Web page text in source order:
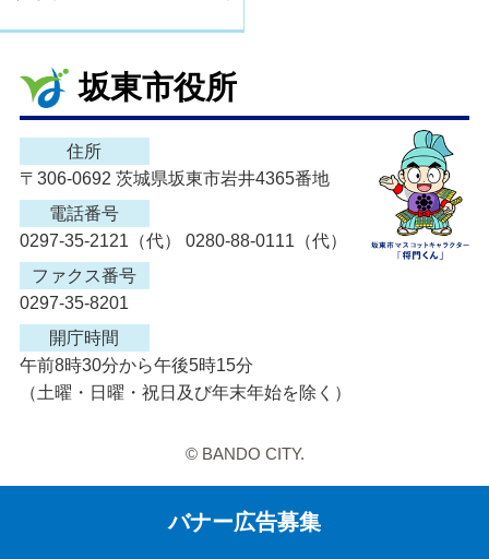
坂東市役所
住所
〒306-0692 茨城県坂東市岩井4365番地
電話番号
0297-35-2121（代） 0280-88-0111（代）
ファクス番号
0297-35-8201
開庁時間
午前8時30分から午後5時15分
（土曜・日曜・祝日及び年末年始を除く）
© BANDO CITY.
バナー広告募集